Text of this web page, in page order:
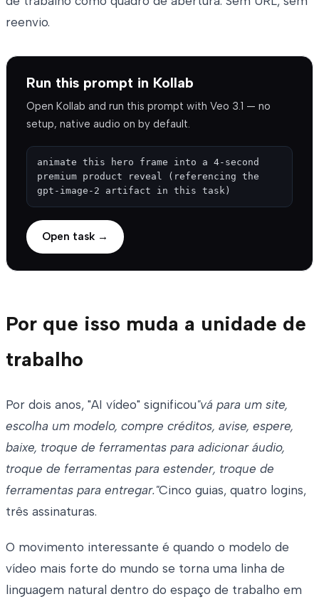
reenvio.
Run this prompt in Kollab
Open Kollab and run this prompt with Veo 3.1 — no
setup, native audio on by default.
animate this hero frame into a 4-second
premium product reveal (referencing the
gpt-image-2 artifact in this task)
Open task →
Por que isso muda a unidade de
trabalho
Por dois anos, "AI vídeo" significou"vá para um site,
escolha um modelo, compre créditos, avise, espere,
baixe, troque de ferramentas para adicionar áudio,
troque de ferramentas para estender, troque de
ferramentas para entregar."Cinco guias, quatro logins,
três assinaturas.
O movimento interessante é quando o modelo de
vídeo mais forte do mundo se torna uma linha de
linguagem natural dentro do espaço de trabalho em